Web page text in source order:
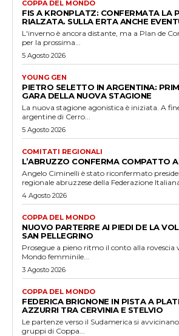
COPPA DEL MONDO
FIS A KRONPLATZ: CONFERMATA LA
RIALZATA. SULLA ERTA ANCHE
L'inverno è ancora distante, ma a Plan de
per la prossima...
5 Agosto 2026
YOUNG GEN
PIETRO SELETTO IN ARGENTINA:
GARA DELLA NUOVA STAGIONE
La nuova stagione agonistica è iniziata. A
argentine di Cerro...
5 Agosto 2026
COMITATI REGIONALI
L’ABRUZZO CONFERMA COMPATTO
Angelo Ciminelli è stato riconfermato
regionale abruzzese della Federazione
4 Agosto 2026
COPPA DEL MONDO
NUOVO PARTERRE AI PIEDI DE LA
SAN PELLEGRINO
Prosegue a pieno ritmo il conto alla rovescia
Mondo femminile...
3 Agosto 2026
COPPA DEL MONDO
FEDERICA BRIGNONE IN PISTA A
AZZURRI TRA CERVINIA E STELVIO
Le partenze verso il Sudamerica si
gruppi di Coppa...